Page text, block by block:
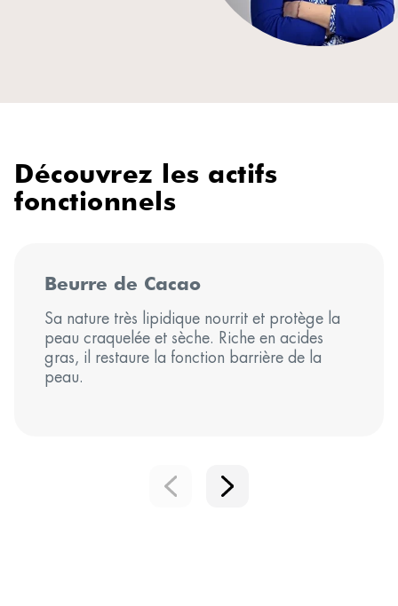
Découvrez les actifs
fonctionnels
Beurre de Cacao
Sa nature très lipidique nourrit et protège la
peau craquelée et sèche. Riche en acides
gras, il restaure la fonction barrière de la
peau.